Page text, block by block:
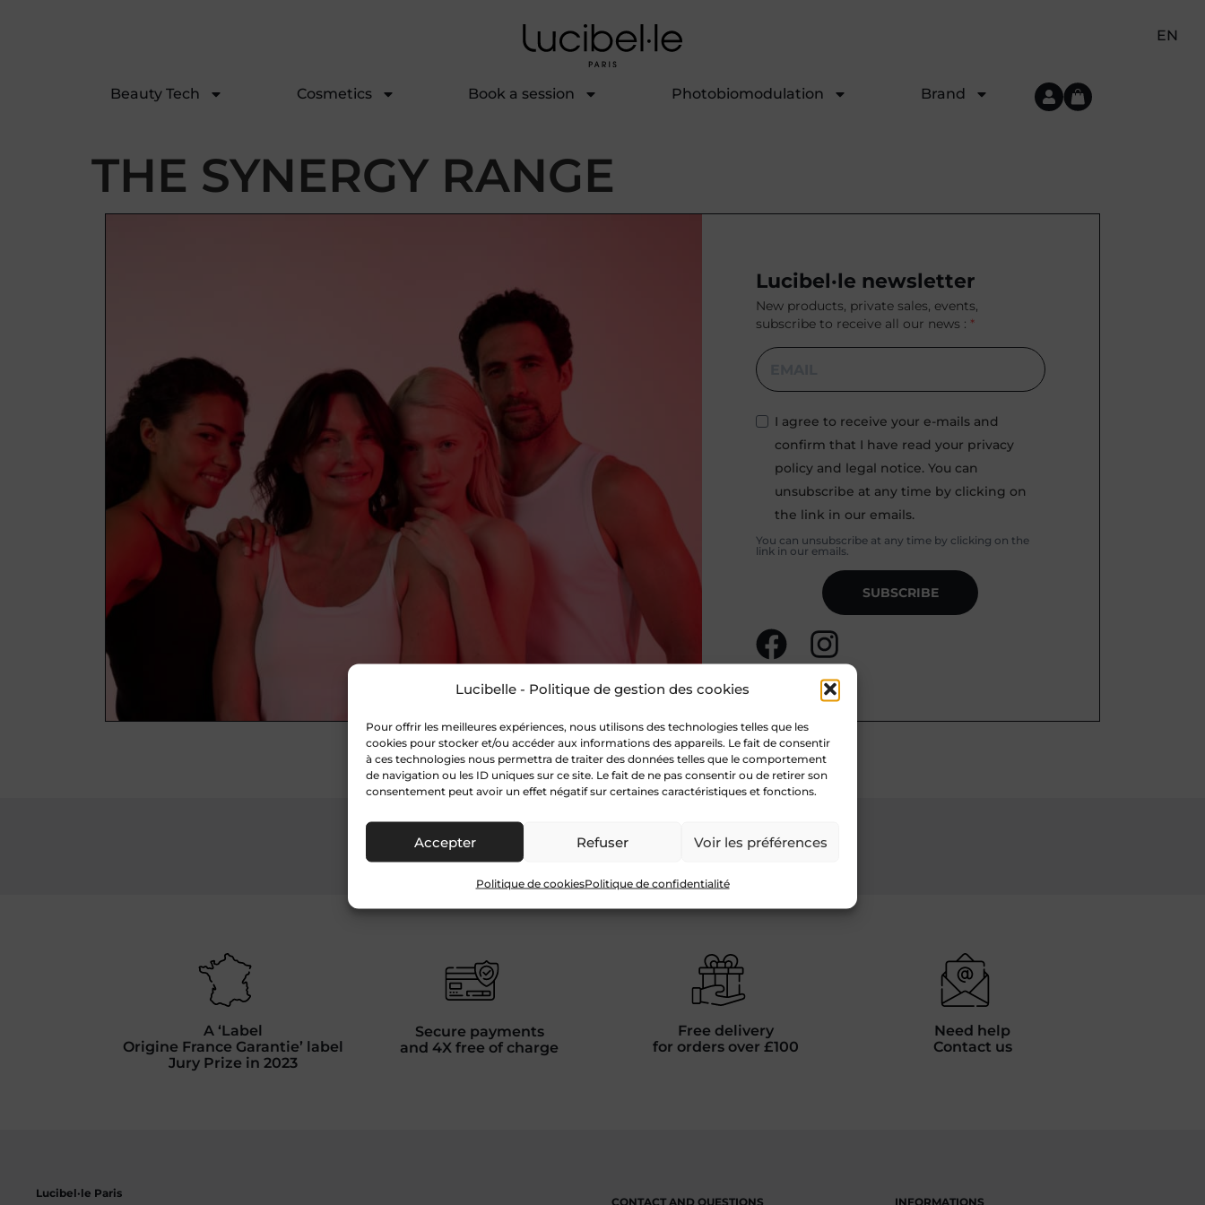
Lucibelle - Politique de gestion des cookies
Pour offrir les meilleures expériences, nous utilisons des technologies telles que les
cookies pour stocker et/ou accéder aux informations des appareils. Le fait de consentir
à ces technologies nous permettra de traiter des données telles que le comportement
de navigation ou les ID uniques sur ce site. Le fait de ne pas consentir ou de retirer son
consentement peut avoir un effet négatif sur certaines caractéristiques et fonctions.
Accepter Refuser Voir les préférences
Politique de cookiesPolitique de confidentialité
EN
Beauty Tech Cosmetics Book a session Photobiomodulation Brand
THE SYNERGY RANGE
Lucibel·le newsletter
New products, private sales, events,
subscribe to receive all our news :
I agree to receive your e-mails and
confirm that I have read your privacy
policy and legal notice. You can
unsubscribe at any time by clicking on
the link in our emails.
You can unsubscribe at any time by clicking on the
link in our emails.
SUBSCRIBE
Find us on social media:
A ‘Label
Origine France Garantie’ label
Jury Prize in 2023
Secure payments
and 4X free of charge
Free delivery
for orders over £100
Need help
Contact us
Lucibel·le Paris
CONTACT AND QUESTIONS INFORMATIONS